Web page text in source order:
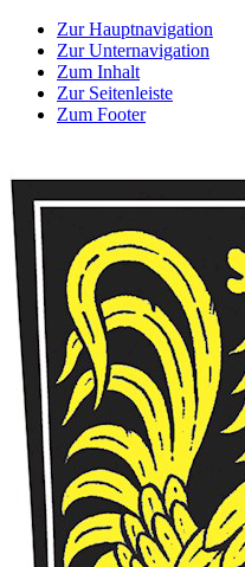
Zur Hauptnavigation
Zur Unternavigation
Zum Inhalt
Zur Seitenleiste
Zum Footer